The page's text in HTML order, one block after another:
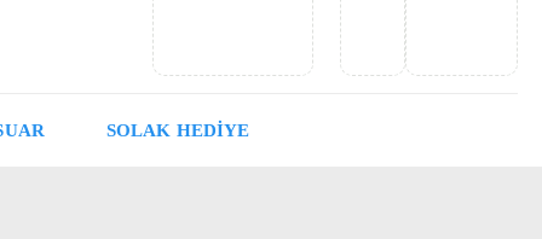
SOLAK HEDİYE